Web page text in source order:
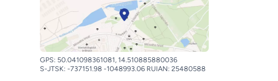
GPS: 50.041098361081, 14.510885880036
S-JTSK: -737151.98 -1048993.06 RUIAN: 25480588